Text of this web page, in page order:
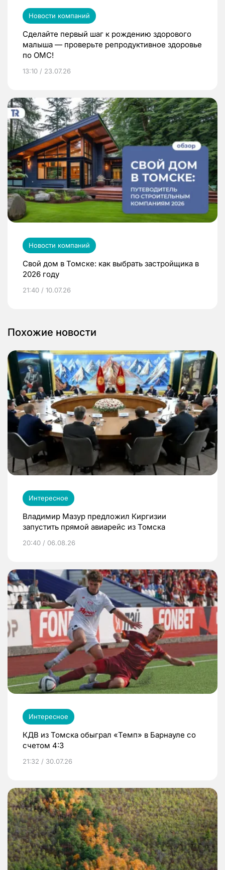
Новости компаний
Сделайте первый шаг к рождению здорового
малыша — проверьте репродуктивное здоровье
по ОМС!
13:10 / 23.07.26
Новости компаний
Свой дом в Томске: как выбрать застройщика в
2026 году
21:40 / 10.07.26
Похожие новости
Интересное
Владимир Мазур предложил Киргизии
запустить прямой авиарейс из Томска
20:40 / 06.08.26
Интересное
КДВ из Томска обыграл «Темп» в Барнауле со
счетом 4:3
21:32 / 30.07.26